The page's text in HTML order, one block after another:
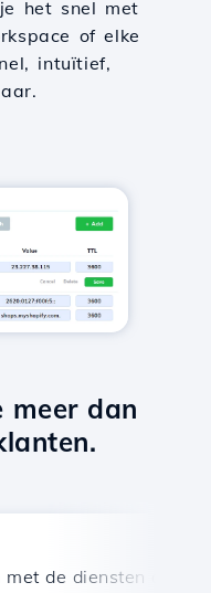
het snel met
of elke
intuïtief,
meer dan
de diensten die door